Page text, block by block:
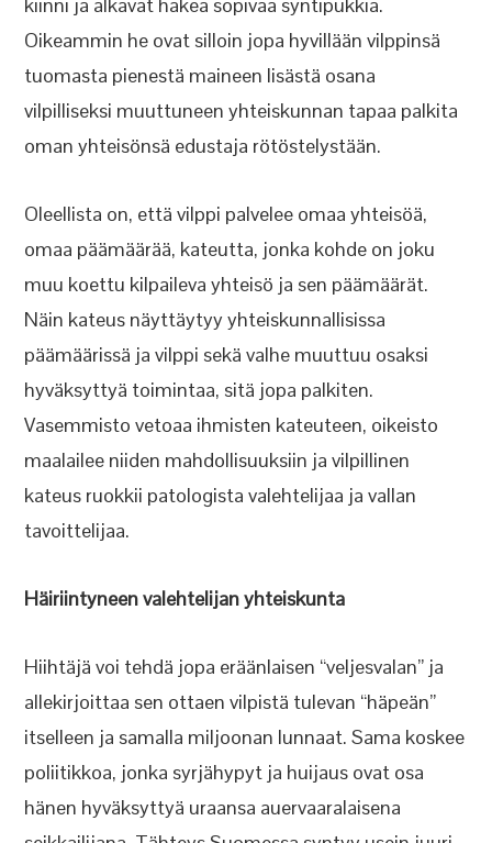
Oikeammin he ovat silloin jopa hyvillään vilppinsä
tuomasta pienestä maineen lisästä osana
vilpilliseksi muuttuneen yhteiskunnan tapaa palkita
oman yhteisönsä edustaja rötöstelystään.
Oleellista on, että vilppi palvelee omaa yhteisöä,
omaa päämäärää, kateutta, jonka kohde on joku
muu koettu kilpaileva yhteisö ja sen päämäärät.
Näin kateus näyttäytyy yhteiskunnallisissa
päämäärissä ja vilppi sekä valhe muuttuu osaksi
hyväksyttyä toimintaa, sitä jopa palkiten.
Vasemmisto vetoaa ihmisten kateuteen, oikeisto
maalailee niiden mahdollisuuksiin ja vilpillinen
kateus ruokkii patologista valehtelijaa ja vallan
tavoittelijaa.
Häiriintyneen valehtelijan yhteiskunta
Hiihtäjä voi tehdä jopa eräänlaisen “veljesvalan” ja
allekirjoittaa sen ottaen vilpistä tulevan “häpeän”
itselleen ja samalla miljoonan lunnaat. Sama koskee
poliitikkoa, jonka syrjähypyt ja huijaus ovat osa
hänen hyväksyttyä uraansa auervaaralaisena